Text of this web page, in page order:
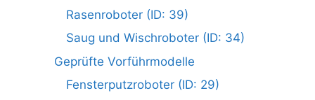
Rasenroboter (ID: 39)
Saug und Wischroboter (ID: 34)
Geprüfte Vorführmodelle
Fensterputzroboter (ID: 29)